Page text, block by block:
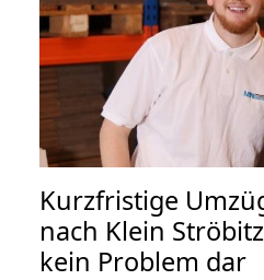
Kurzfristige
nach Klein
kein Problem dar